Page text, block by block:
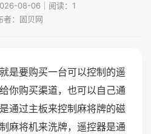
08-06｜阅读：1
者：固贝网
是要购买一台可以控制的遥
你购买渠道，也可以自己通
通过主板来控制麻将牌的磁
麻将机来洗牌，遥控器是通